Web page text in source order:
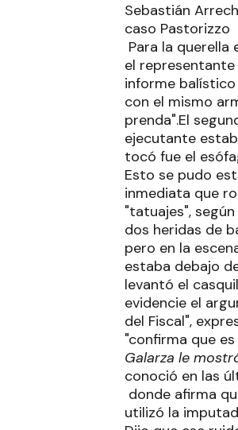
Sebastián
caso Pastorizzo
Para la querella
el
informe
con el mismo
prenda".El
ejecutante
tocó fue el
Esto se pudo
inmediata que
"tatuajes",
dos heridas de
pero en la
estaba debajo
levantó el
evidencie el
del Fiscal",
"confirma que
Galarza le
conoció en las
donde afirma
utilizó la